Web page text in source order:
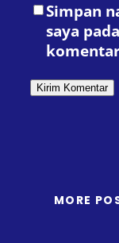
Simpan
saya
MORE